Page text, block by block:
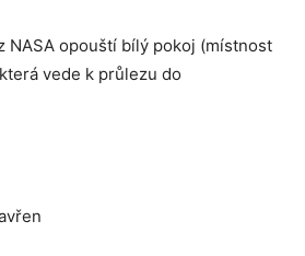
NASA opouští bílý pokoj (místnost
vede k průlezu do